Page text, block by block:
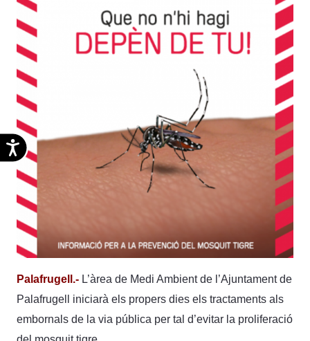
Accesibilidad
Palafrugell.- L’àrea de Medi Ambient de l’Ajuntament de
Palafrugell iniciarà els propers dies els tractaments als
embornals de la via pública per tal d’evitar la proliferació